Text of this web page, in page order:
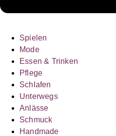
Spielen
Mode
Essen & Trinken
Pflege
Schlafen
Unterwegs
Anlässe
Schmuck
Handmade